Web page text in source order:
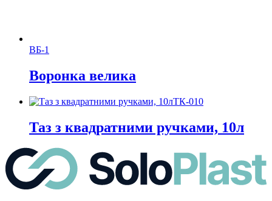
ВБ-1
Воронка велика
ТК-010
Таз з квадратними ручками, 10л